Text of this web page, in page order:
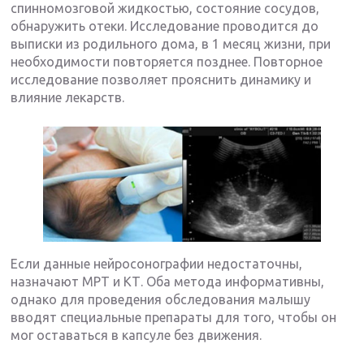
спинномозговой жидкостью, состояние сосудов,
обнаружить отеки. Исследование проводится до
выписки из родильного дома, в 1 месяц жизни, при
необходимости повторяется позднее. Повторное
исследование позволяет прояснить динамику и
влияние лекарств.
Если данные нейросонографии недостаточны,
назначают МРТ и КТ. Оба метода информативны,
однако для проведения обследования малышу
вводят специальные препараты для того, чтобы он
мог оставаться в капсуле без движения.